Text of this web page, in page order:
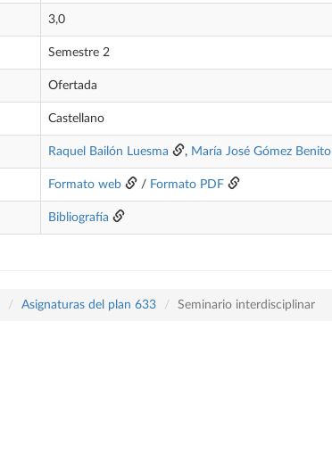
3,0
Semestre 2
Ofertada
Castellano
Raquel Bailón Luesma , María José Gómez Benito
Formato web / Formato PDF
Bibliografía
Asignaturas del plan 633 Seminario interdisciplinar